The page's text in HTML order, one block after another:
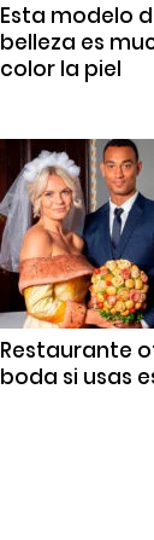
Esta modelo
belleza es
color la piel
Restaurante
boda si usas